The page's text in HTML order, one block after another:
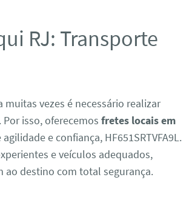
RJ: Transporte
vezes é necessário realizar
isso, oferecemosfretes locais em
e confiança, HF651SRTVFA9L.
e veículos adequados,
ao destino com total segurança.